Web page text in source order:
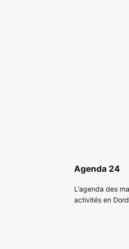
Agenda 24
L'agenda des
activités en